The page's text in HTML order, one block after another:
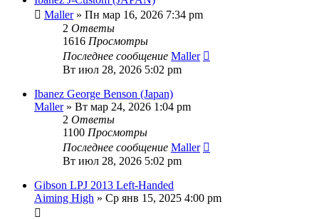
Maller» Пн мар 16, 2026 7:34 pm
2 Ответы
1616 Просмотры
Последнее сообщение Maller
Вт июл 28, 2026 5:02 pm
Ibanez George Benson (Japan)
Maller» Вт мар 24, 2026 1:04 pm
2 Ответы
1100 Просмотры
Последнее сообщение Maller
Вт июл 28, 2026 5:02 pm
Gibson LPJ 2013 Left-Handed
Aiming High » Ср янв 15, 2025 4:00 pm